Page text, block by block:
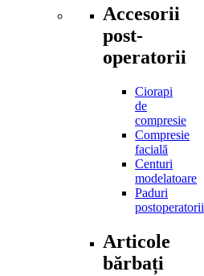
Accesorii
post-
operatorii
Ciorapi
de
compresie
Compresie
facială
Centuri
modelatoare
Paduri
postoperatorii
Articole
bărbați